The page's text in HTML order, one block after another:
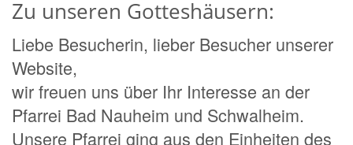
Zu unseren Gotteshäusern:
Liebe Besucherin, lieber Besucher unserer
Website,
wir freuen uns über Ihr Interesse an der
Pfarrei Bad Nauheim und Schwalheim.
Unsere Pfarrei ging aus den Einheiten des